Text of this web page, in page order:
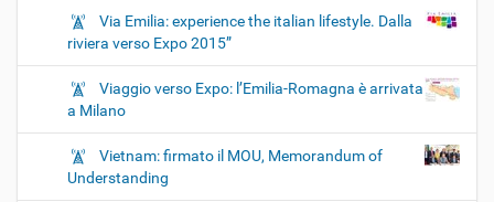
Via Emilia: experience the italian lifestyle. Dalla
riviera verso Expo 2015”
Viaggio verso Expo: l’Emilia-Romagna è arrivata
a Milano
Vietnam: firmato il MOU, Memorandum of
Understanding